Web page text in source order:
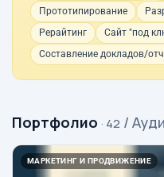
Прототипирование
Рерайтинг
Сайт "под
Составление докладов/
Портфолио · 42 /
МАРКЕТИНГ И ПРОДВИЖЕНИЕ